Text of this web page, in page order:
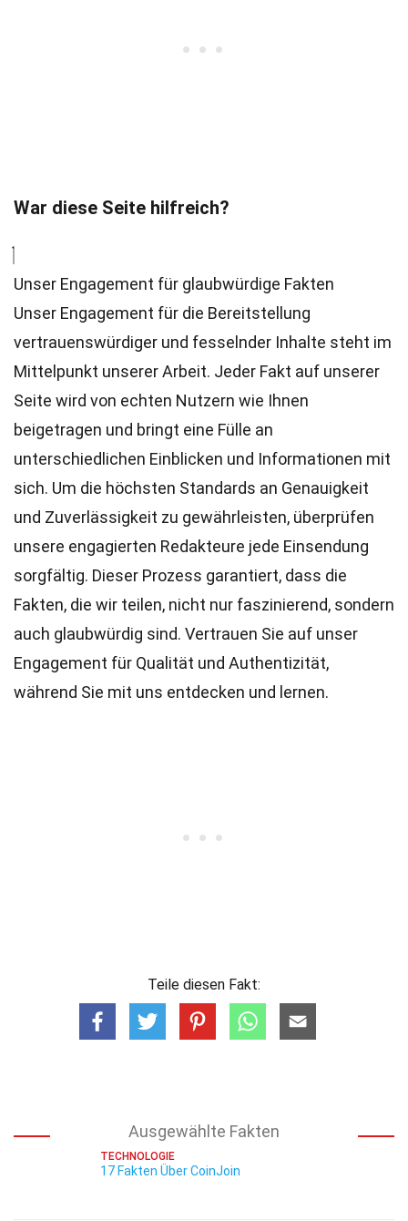
War diese Seite hilfreich?
Unser Engagement für glaubwürdige Fakten
Unser Engagement für die Bereitstellung
vertrauenswürdiger und fesselnder Inhalte steht im
Mittelpunkt unserer Arbeit. Jeder Fakt auf unserer
Seite wird von echten Nutzern wie Ihnen
beigetragen und bringt eine Fülle an
unterschiedlichen Einblicken und Informationen mit
sich. Um die höchsten Standards an Genauigkeit
und Zuverlässigkeit zu gewährleisten, überprüfen
unsere engagierten Redakteure jede Einsendung
sorgfältig. Dieser Prozess garantiert, dass die
Fakten, die wir teilen, nicht nur faszinierend, sondern
auch glaubwürdig sind. Vertrauen Sie auf unser
Engagement für Qualität und Authentizität,
während Sie mit uns entdecken und lernen.
Teile diesen Fakt:
Ausgewählte Fakten
TECHNOLOGIE
17 Fakten Über CoinJoin